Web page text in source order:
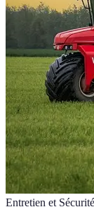
Entretien et Sécurité